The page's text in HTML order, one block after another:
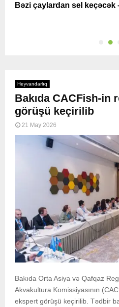
Bəzi çaylardan sel
Heyvandarlıq
Bakıda CACFish-in
görüşü keçirilib
21 May 2026
Bakıda Orta Asiya və Qafqaz
Akvakultura Komissiyasının
ekspert görüşü keçirilib. Tədbir